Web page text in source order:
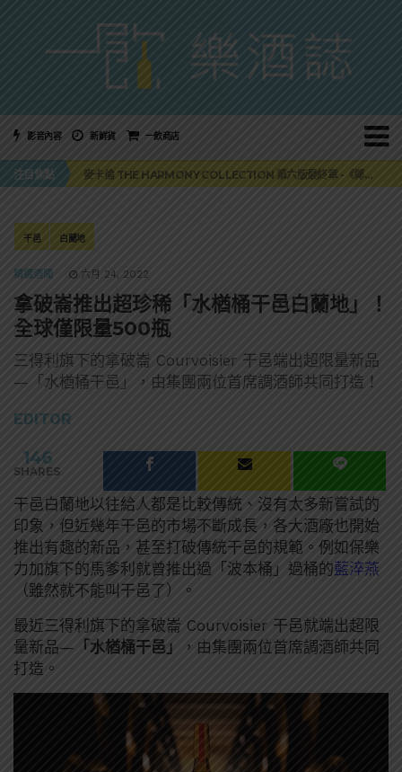
影音內容 新鮮貨 一飲商店
注目焦點
美國正式恢復蘇格蘭威士忌零關稅！烈酒產業再次迎來重磅利多
麥卡倫 THE HARMONY COLLECTION 第六版最終章 -《椰風煖韻》
角嗨尬炸物X爽快這一步，角瓶攜手頂呱呱 全新套餐限時登場
美國正式恢復蘇格蘭威士忌零關稅！烈酒產業再次迎來重磅利多
干邑 白蘭地
精選酒聞 六月 24, 2022
拿破崙推出超珍稀「水楢桶干邑白蘭地」！
全球僅限量500瓶
三得利旗下的拿破崙 Courvoisier 干邑端出超限量新品
—「水楢桶干邑」，由集團兩位首席調酒師共同打造！
EDITOR
146
SHARES
干邑白蘭地以往給人都是比較傳統、沒有太多新嘗試的
印象，但近幾年干邑的市場不斷成長，各大酒廠也開始
推出有趣的新品，甚至打破傳統干邑的規範。例如保樂
力加旗下的馬爹利就曾推出過「波本桶」過桶的藍淬燕
（雖然就不能叫干邑了）。
最近三得利旗下的拿破崙 Courvoisier 干邑就端出超限
量新品— 「水楢桶干邑」
，由集團兩位首席調酒師共同
打造。